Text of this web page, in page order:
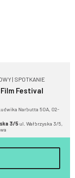
| SPOTKANIE
Festival
Narbutta 50A, 02-
3/5 ul. Wałbrzyska 3/5,